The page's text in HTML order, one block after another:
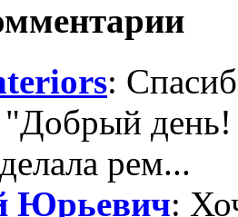
:
день!
рем...
Юрьевич: